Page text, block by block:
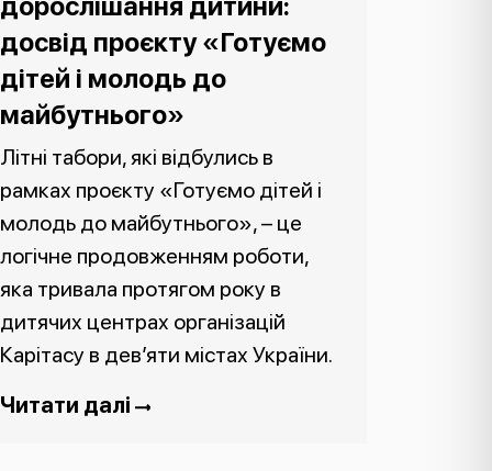
дорослішання дитини:
досвід проєкту «Готуємо
дітей і молодь до
майбутнього»
Літні табори, які відбулись в
рамках проєкту «Готуємо дітей і
молодь до майбутнього», – це
логічне продовженням роботи,
яка тривала протягом року в
дитячих центрах організацій
Карітасу в дев’яти містах України.
Читати далі